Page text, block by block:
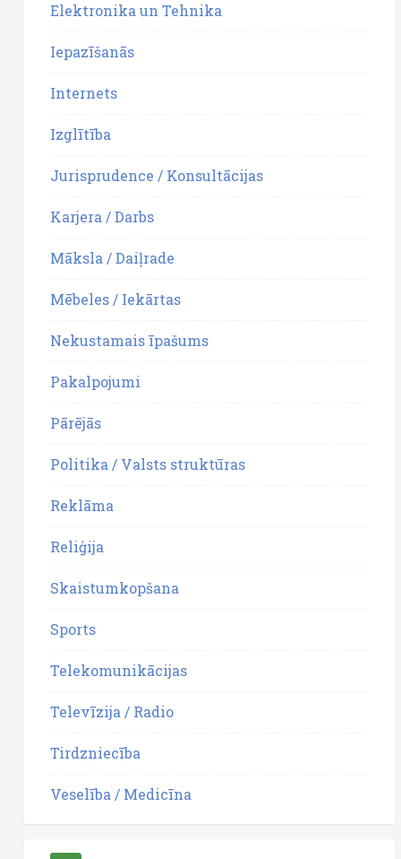
Elektronika un Tehnika
Iepazīšanās
Internets
Izglītība
Jurisprudence / Konsultācijas
Karjera / Darbs
Māksla / Daiļrade
Mēbeles / Iekārtas
Nekustamais īpašums
Pakalpojumi
Pārējās
Politika / Valsts struktūras
Reklāma
Reliģija
Skaistumkopšana
Sports
Telekomunikācijas
Televīzija / Radio
Tirdzniecība
Veselība / Medicīna